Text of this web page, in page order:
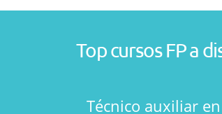
Top cursos FP a
Técnico auxiliar